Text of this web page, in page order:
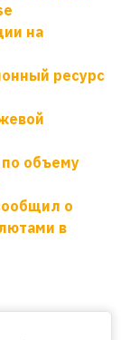
на
ресурс
объему
о
в